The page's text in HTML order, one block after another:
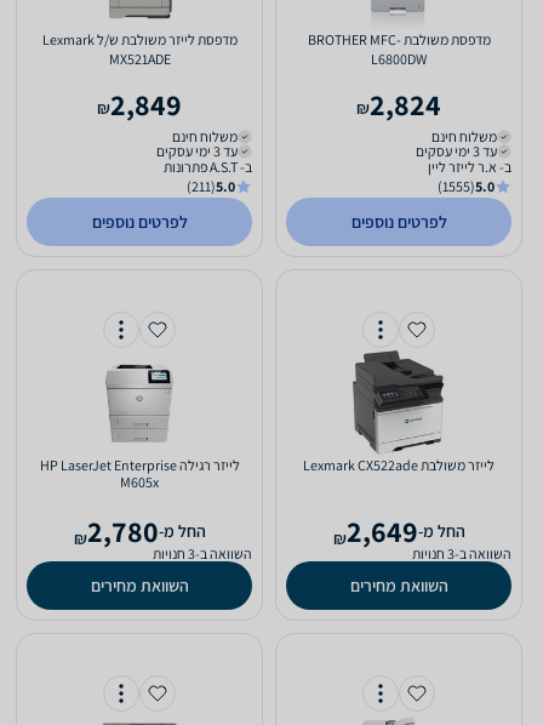
מדפסת משולבת BROTHER MFC-
L6800DW
2,824
₪
משלוח חינם
עד 3 ימי עסקים
ב- א.ר לייזר ליין
5.0
(1555)
לפרטים נוספים
מדפסת לייזר משולבת ש/ל Lexmark
MX521ADE
2,849
₪
משלוח חינם
עד 3 ימי עסקים
ב- A.S.T פתרונות
5.0
(211)
לפרטים נוספים
‏לייזר ‏משולבת Lexmark CX522ade
‫החל מ-2,649
₪
השוואה ב-3 חנויות
השוואת מחירים
‏לייזר ‏רגילה HP LaserJet Enterprise
M605x
‫החל מ-2,780
₪
השוואה ב-3 חנויות
השוואת מחירים